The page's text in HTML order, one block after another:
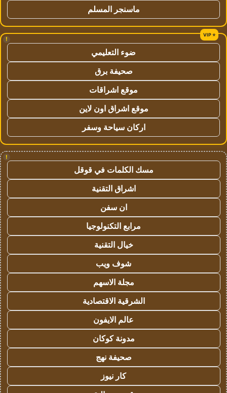
ماسنجر المسلم
!
ضوء التعليمي
صحيفة برق
موقع اشراقات
موقع اشراق اون لاين
اركان سياحة وسفر
!
مسك الكلمات في قوقل
اشراق التقنية
ان سفن
مرابع التكنولوجيا
خيال التقنية
شوف ويب
مجلة الاسهم
الشرقية الاقتصادية
عالم الايفون
مدونة كوكان
صحيفة نهج
كار نيوز